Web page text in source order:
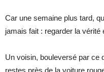
Car une semaine plus tard,
jamais fait : regarder la vérité
Un voisin, bouleversé par ce